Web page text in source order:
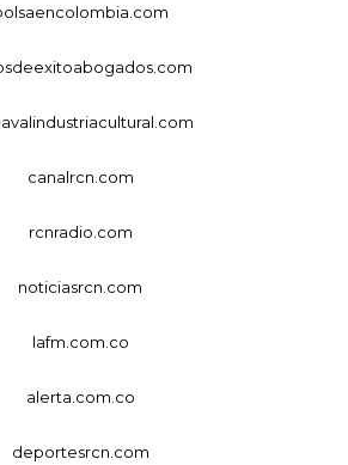
canalrcn.com
rcnradio.com
noticiasrcn.com
lafm.com.co
alerta.com.co
deportesrcn.com